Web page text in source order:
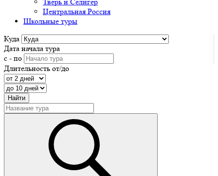
Центральная Россия
Школьные туры
Куда
Дата начала тура
с - по
Длительность от/до